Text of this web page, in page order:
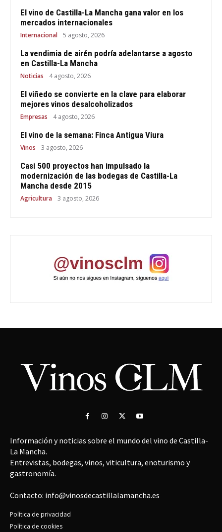
El vino de Castilla-La Mancha gana valor en los
mercados internacionales
Internacional 5 agosto, 2026
La vendimia de airén podría adelantarse a agosto
en Castilla-La Mancha
Noticias 4 agosto, 2026
El viñedo se convierte en la clave para elaborar
mejores vinos desalcoholizados
Empresas 4 agosto, 2026
El vino de la semana: Finca Antigua Viura
Vinos 3 agosto, 2026
Casi 500 proyectos han impulsado la
modernización de las bodegas de Castilla-La
Mancha desde 2015
Agricultura 3 agosto, 2026
Información y noticias sobre el mundo del vino de Castilla-
La Mancha.
Entrevistas, bodegas, vinos, viticultura, enoturismo y
gastronomía.
Contacto: info@vinosdecastillalamancha.es
Política de privacidad
Política de cookies